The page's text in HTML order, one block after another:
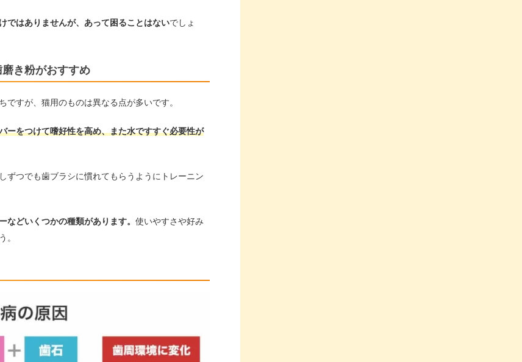
ではありませんが、あって困ることはないでしょ
き粉がおすすめ
すが、猫用のものは異なる点が多いです。
ーをつけて嗜好性を高め、また水ですすぐ必要性が
ずつでも歯ブラシに慣れてもらうようにトレーニン
どいくつかの種類があります。 使いやすさや好み
。